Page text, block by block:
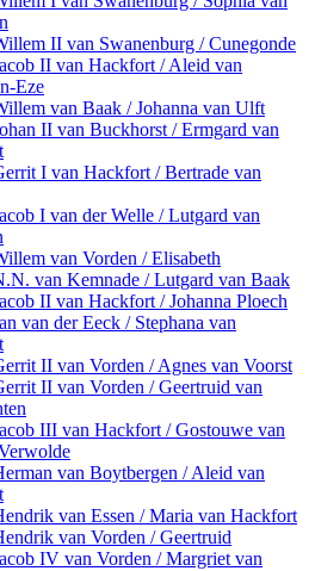
II van Swanenburg / Cunegonde
II van Hackfort / Aleid van
Eze
van Baak / Johanna van Ulft
II van Buckhorst / Ermgard van
I van Hackfort / Bertrade van
I van der Welle / Lutgard van
van Vorden / Elisabeth
van Kemnade / Lutgard van Baak
II van Hackfort / Johanna Ploech
van der Eeck / Stephana van
II van Vorden / Agnes van Voorst
II van Vorden / Geertruid van
III van Hackfort / Gostouwe van
van Boytbergen / Aleid van
van Essen / Maria van Hackfort
van Vorden / Geertruid
IV van Vorden / Margriet van